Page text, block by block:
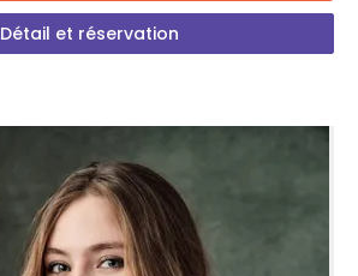
Détail et réservation